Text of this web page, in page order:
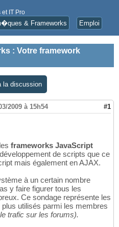
IT Pro
& Frameworks Emploi
: Votre framework
la discussion
2009 à 15h54 #1
frameworks JavaScript
de scripts que ce
mais également en AJAX.
à un certain nombre
y faire figurer tous les
Ce sondage représente les
utilisés parmi les membres
trafic sur les forums).